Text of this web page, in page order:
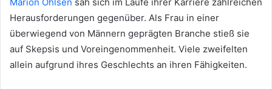
Herausforderungen gegenüber. Als Frau in einer
überwiegend von Männern geprägten Branche stieß sie
auf Skepsis und Voreingenommenheit. Viele zweifelten
allein aufgrund ihres Geschlechts an ihren Fähigkeiten.